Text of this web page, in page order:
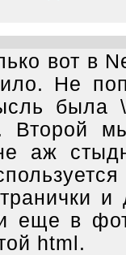
вот в
Не
была
Второй
аж
и
еще в
html.